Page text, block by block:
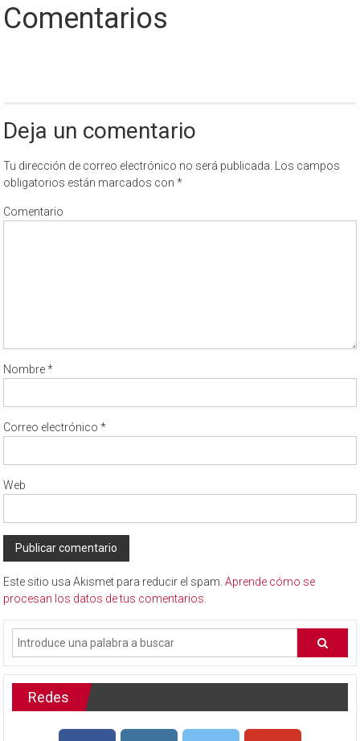
Comentarios
Deja un comentario
Tu dirección de correo electrónico no será publicada.
Los campos
obligatorios están marcados con*
Comentario
Nombre*
Correo electrónico*
Web
Este sitio usa Akismet para reducir el spam.Aprende cómo se
procesan los datos de tus comentarios
Redes